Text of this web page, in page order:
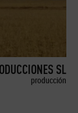
SL
producción